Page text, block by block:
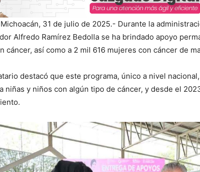
31 de julio de 2025.- Durante la
Alfredo Ramírez Bedolla se ha brindado apoyo
cáncer, así como a 2 mil 616 mujeres con cáncer de
destacó que este programa, único a nivel
niñas y niños con algún tipo de cáncer, y desde el